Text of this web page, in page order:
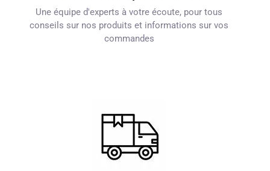
Une équipe d'experts à votre écoute, pour tous
conseils sur nos produits et informations sur vos
commandes